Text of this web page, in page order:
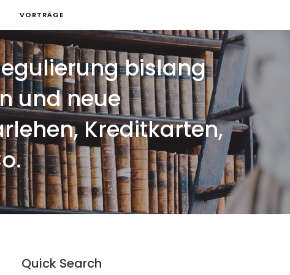
VORTRÄGE
bislang
und neue
Kreditkarten,
Quick Search